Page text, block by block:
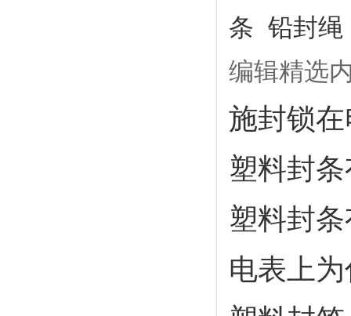
条 铅封绳
编辑精选
施封锁
塑料封
塑料封
电表上